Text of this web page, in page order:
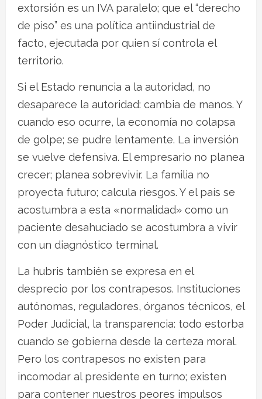
extorsión es un IVA paralelo; que el “derecho
de piso” es una política antiindustrial de
facto, ejecutada por quien sí controla el
territorio.
Si el Estado renuncia a la autoridad, no
desaparece la autoridad: cambia de manos. Y
cuando eso ocurre, la economía no colapsa
de golpe; se pudre lentamente. La inversión
se vuelve defensiva. El empresario no planea
crecer; planea sobrevivir. La familia no
proyecta futuro; calcula riesgos. Y el país se
acostumbra a esta «normalidad» como un
paciente desahuciado se acostumbra a vivir
con un diagnóstico terminal.
La hubris también se expresa en el
desprecio por los contrapesos. Instituciones
autónomas, reguladores, órganos técnicos, el
Poder Judicial, la transparencia: todo estorba
cuando se gobierna desde la certeza moral.
Pero los contrapesos no existen para
incomodar al presidente en turno; existen
para contener nuestros peores impulsos